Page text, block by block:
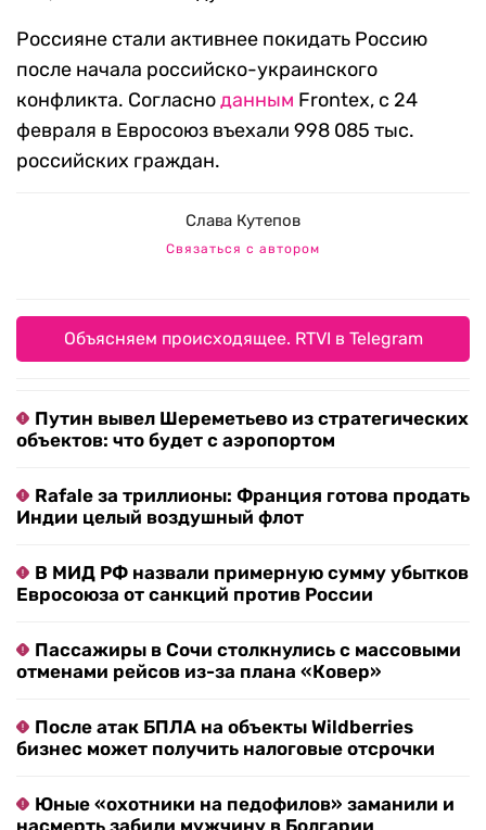
Россияне стали активнее покидать Россию
после начала российско-украинского
конфликта. Согласноданным Frontex, с 24
февраля в Евросоюз въехали 998 085 тыс.
российских граждан.
Слава Кутепов
Связаться с автором
Объясняем происходящее. RTVI в Telegram
Путин вывел Шереметьево из стратегических
объектов: что будет с аэропортом
Rafale за триллионы: Франция готова продать
Индии целый воздушный флот
В МИД РФ назвали примерную сумму убытков
Евросоюза от санкций против России
Пассажиры в Сочи столкнулись с массовыми
отменами рейсов из-за плана «Ковер»
После атак БПЛА на объекты Wildberries
бизнес может получить налоговые отсрочки
Юные «охотники на педофилов» заманили и